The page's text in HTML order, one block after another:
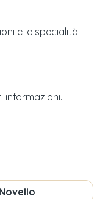
e le specialità
informazioni.